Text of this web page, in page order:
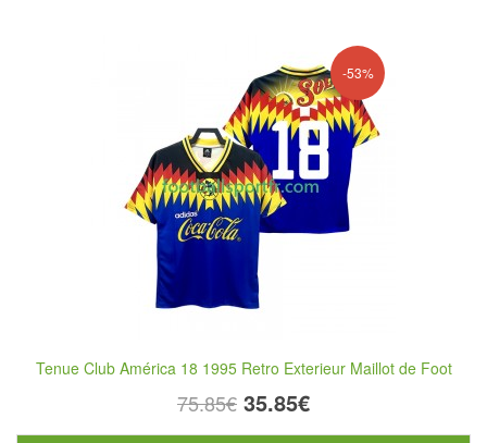
-53%
Tenue Club América 18 1995 Retro Exterieur Maillot de Foot
75.85€ 35.85€